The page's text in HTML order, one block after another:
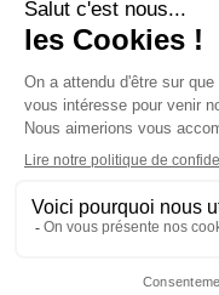
PRODUKTE
PROFI-BEREICH
PRESSE